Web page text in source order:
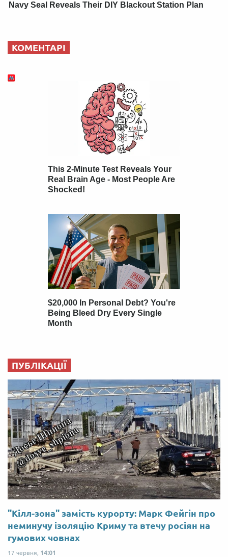
Navy Seal Reveals Their DIY Blackout Station Plan
КОМЕНТАРІ
ПУБЛІКАЦІЇ
"Кілл-зона" замість курорту: Марк Фейгін про
неминучу ізоляцію Криму та втечу росіян на
гумових човнах
17 червня, 14:01